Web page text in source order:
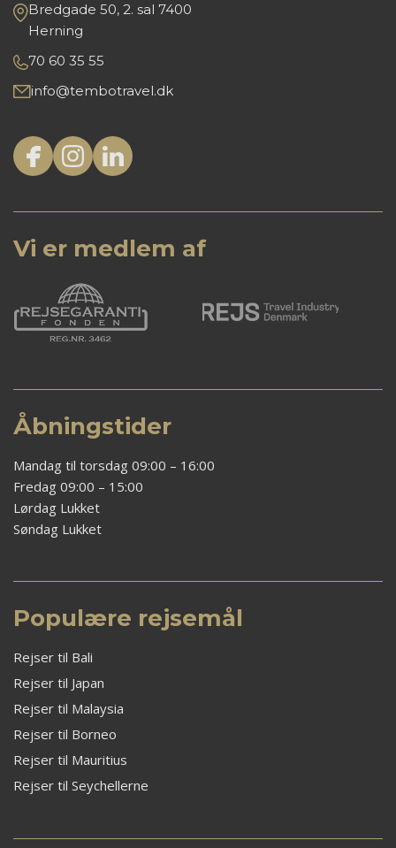
Bredgade 50, 2. sal 7400
Herning
70 60 35 55
info@tembotravel.dk
Vi er medlem af
Åbningstider
Mandag til torsdag 09:00 – 16:00
Fredag 09:00 – 15:00
Lørdag Lukket
Søndag Lukket
Populære rejsemål
Rejser til Bali
Rejser til Japan
Rejser til Malaysia
Rejser til Borneo
Rejser til Mauritius
Rejser til Seychellerne